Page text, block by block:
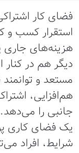
فضای کار
استقرار کسب و
هزینه‌های جاری
دیگر هم در کنار
مستعد و
هم‌افزایی،
جانبی را
یک فضای کاری
شرایط، افراد